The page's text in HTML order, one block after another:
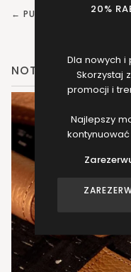
← PUBLICACIÓN MÁS
NOTICIAS
20%
Dla nowych i
Skorzystaj
promocji i
Najlepszy